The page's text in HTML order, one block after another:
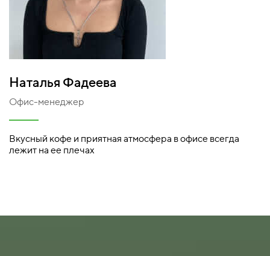
Наталья Фадеева
Офис-менеджер
Вкусный кофе и приятная атмосфера в офисе всегда
лежит на ее плечах